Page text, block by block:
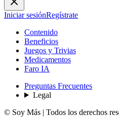
Iniciar sesiónRegístrate
Contenido
Beneficios
Juegos y Trivias
Medicamentos
Faro IA
Preguntas Frecuentes
Legal
© Soy Más | Todos los derechos